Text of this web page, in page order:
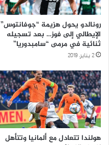
رونالدو يحول هزيمة “جوفانتوس”
الإيطالي إلى فوز… بعد تسجيله
ثنائية في مرمى “سامبدوريا”
2 يناير، 2019
هولندا تتعادل مع ألمانيا وتتأهل